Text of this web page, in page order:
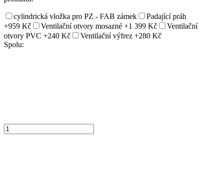
cylindrická vložka pro PZ - FAB zámek
Padající práh
+959 Kč
Ventilační otvory mosazné +1 399 Kč
Ventilační
otvory PVC +240 Kč Ventilační výfrez +280 Kč
Spolu: